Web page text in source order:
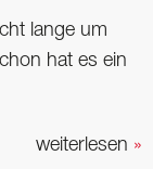
lange um
hat es ein
weiterlesen »